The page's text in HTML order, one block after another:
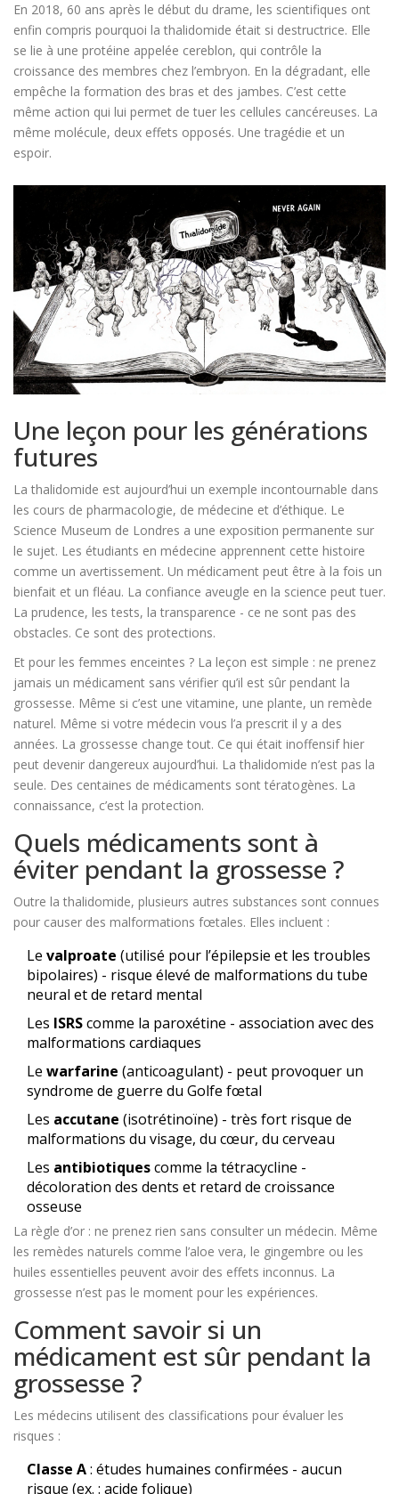
En 2018, 60 ans après le début du drame, les scientifiques ont
enfin compris pourquoi la thalidomide était si destructrice. Elle
se lie à une protéine appelée cereblon, qui contrôle la
croissance des membres chez l’embryon. En la dégradant, elle
empêche la formation des bras et des jambes. C’est cette
même action qui lui permet de tuer les cellules cancéreuses. La
même molécule, deux effets opposés. Une tragédie et un
espoir.
Une leçon pour les générations
futures
La thalidomide est aujourd’hui un exemple incontournable dans
les cours de pharmacologie, de médecine et d’éthique. Le
Science Museum de Londres a une exposition permanente sur
le sujet. Les étudiants en médecine apprennent cette histoire
comme un avertissement. Un médicament peut être à la fois un
bienfait et un fléau. La confiance aveugle en la science peut tuer.
La prudence, les tests, la transparence - ce ne sont pas des
obstacles. Ce sont des protections.
Et pour les femmes enceintes ? La leçon est simple : ne prenez
jamais un médicament sans vérifier qu’il est sûr pendant la
grossesse. Même si c’est une vitamine, une plante, un remède
naturel. Même si votre médecin vous l’a prescrit il y a des
années. La grossesse change tout. Ce qui était inoffensif hier
peut devenir dangereux aujourd’hui. La thalidomide n’est pas la
seule. Des centaines de médicaments sont tératogènes. La
connaissance, c’est la protection.
Quels médicaments sont à
éviter pendant la grossesse ?
Outre la thalidomide, plusieurs autres substances sont connues
pour causer des malformations fœtales. Elles incluent :
Le valproate (utilisé pour l’épilepsie et les troubles
bipolaires) - risque élevé de malformations du tube
neural et de retard mental
Les ISRScomme la paroxétine - association avec des
malformations cardiaques
Le warfarine (anticoagulant) - peut provoquer un
syndrome de guerre du Golfe fœtal
Les accutane (isotrétinoïne) - très fort risque de
malformations du visage, du cœur, du cerveau
Les antibiotiquescomme la tétracycline -
décoloration des dents et retard de croissance
osseuse
La règle d’or : ne prenez rien sans consulter un médecin. Même
les remèdes naturels comme l’aloe vera, le gingembre ou les
huiles essentielles peuvent avoir des effets inconnus. La
grossesse n’est pas le moment pour les expériences.
Comment savoir si un
médicament est sûr pendant la
grossesse ?
Les médecins utilisent des classifications pour évaluer les
risques :
Classe A: études humaines confirmées - aucun
risque (ex. : acide folique)